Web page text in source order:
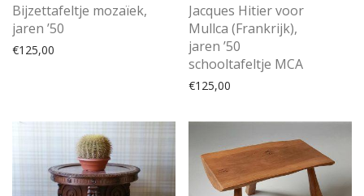
Bijzettafeltje mozaïek,
jaren ’50
€125,00
Jacques Hitier voor
Mullca (Frankrijk),
jaren ’50
schooltafeltje MCA
€125,00